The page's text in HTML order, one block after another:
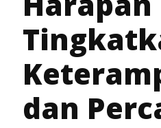
dan